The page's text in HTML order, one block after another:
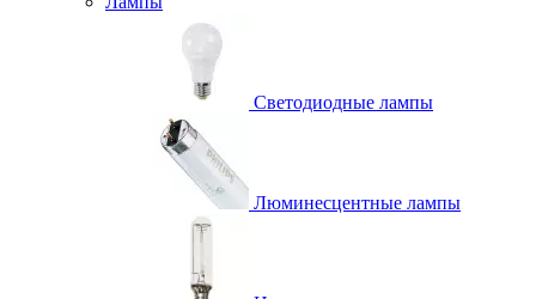
Светодиодные лампы
Люминесцентные лампы